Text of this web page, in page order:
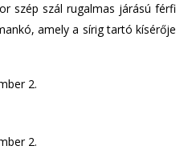
szép szál rugalmas járású férfi
amely a sírig tartó kísérője
2.
2.